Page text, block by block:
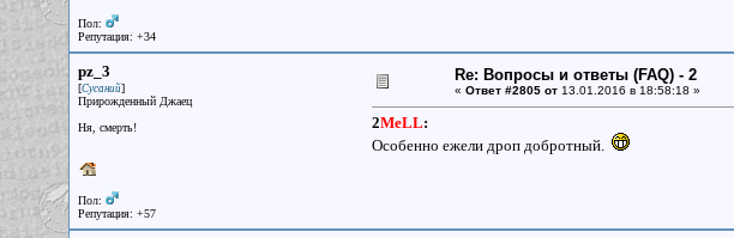
Пол:
Репутация: +34
pz_3
[Сусаний]
Прирожденный Джаец
Ня, смерть!
Пол:
Репутация: +57
Re: Вопросы и ответы (FAQ) - 2
« Ответ #2805 от 13.01.2016 в 18:58:18 »
2MeLL:
Особенно ежели дроп добротный.